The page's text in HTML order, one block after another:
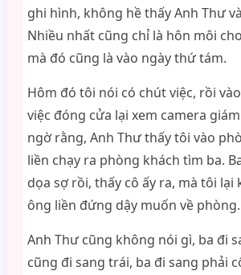
ghi hình, không hề thấy Anh Thư
Nhiều nhất cũng chỉ là hôn môi
mà đó cũng là vào ngày thứ tám.
Hôm đó tôi nói có chút việc, rồi
việc đóng cửa lại xem camera
ngờ rằng, Anh Thư thấy tôi vào
liền chạy ra phòng khách tìm ba.
dọa sợ rồi, thấy cô ấy ra, mà tôi lại
ông liền đứng dậy muốn về phòng.
Anh Thư cũng không nói gì, ba đi
cũng đi sang trái, ba đi sang phải